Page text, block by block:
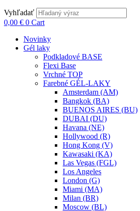
Vyhľadať
0,00 € 0 Cart
Novinky
Gél laky
Podkladové BASE
Flexi Base
Vrchné TOP
Farebné GÉL-LAKY
Amsterdam (AM)
Bangkok (BA)
BUENOS AIRES (BU)
DUBAI (DU)
Havana (NE)
Hollywood (R)
Hong Kong (V)
Kawasaki (KA)
Las Vegas (FGL)
Los Angeles
London (G)
Miami (MA)
Milan (BR)
Moscow (BL)